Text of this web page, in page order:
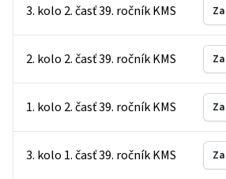
3. kolo 2. časť 39. ročník KMS
2. kolo 2. časť 39. ročník KMS
1. kolo 2. časť 39. ročník KMS
3. kolo 1. časť 39. ročník KMS